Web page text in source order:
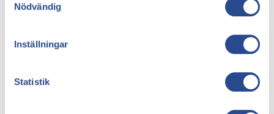
Nödvändig
Inställningar
Statistik
För en person som redan har åderbråck är det viktigt
genom att till exempel:
Ha en hälsosam och aktiv livsstil
Hålla benen högt vid sittande och liggande